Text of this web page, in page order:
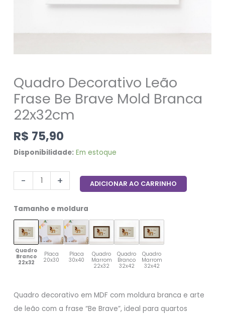
Quadro Decorativo Leão
Frase Be Brave Mold Branca
22x32cm
R$ 75,90
Disponibilidade: Em estoque
- + ADICIONAR AO CARRINHO
Tamanho e moldura
Quadro
Branco
22x32
Placa
20x30
Placa
30x40
Quadro
Marrom
22x32
Quadro
Branco
32x42
Quadro
Marrom
32x42
Quadro decorativo em MDF com moldura branca e arte
de leão com a frase “Be Brave”, ideal para quartos